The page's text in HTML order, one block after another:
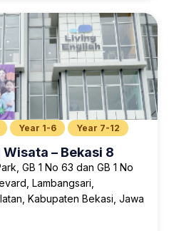
Year 1-6 Year 7-12
– Bekasi 8
GB 1 No 63 dan GB 1 No
Lambangsari,
Kabupaten Bekasi, Jawa